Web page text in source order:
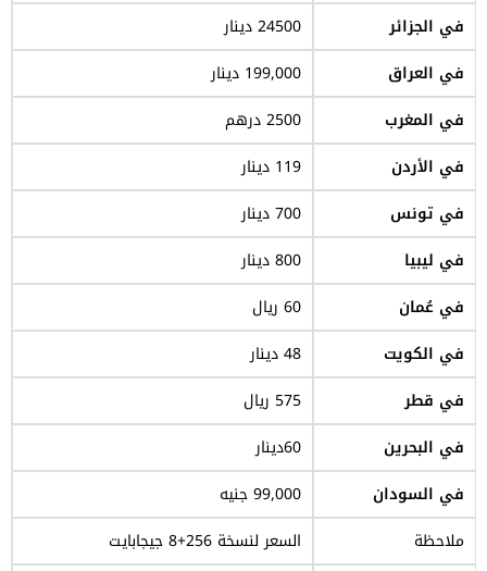
في الجزائر
24500 دينار
في العراق
199,000 دينار
في المغرب
2500 درهم
في الأردن
119 دينار
في تونس
700 دينار
في ليبيا
800 دينار
في عُمان
60 ريال
في الكويت
48 دينار
في قطر
575 ريال
في البحرين
60دينار
في السودان
99,000 جنيه
ملاحظة
السعر لنسخة 256+8 جيجابايت